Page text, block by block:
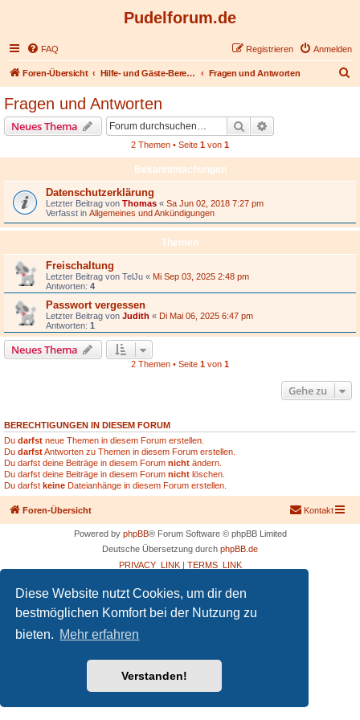
Diese Website nutzt Cookies, um dir den
bestmöglichen Komfort bei der Nutzung zu
bieten. Mehr erfahren
Verstanden!
Pudelforum.de
FAQ Anmelden
Registrieren
Foren-Übersicht Hilfe- und Gäste-Bereich (Postings auch ohne Login) Fragen und Antworten
Fragen und Antworten
Neues Thema Suche
2 Themen • Seite 1 von 1
Bekanntmachungen
Datenschutzerklärung
Letzter Beitrag von Thomas « Sa Jun 02, 2018 7:27 pm
Verfasst in Allgemeines und Ankündigungen
Themen
Freischaltung
Letzter Beitrag von TelJu « Mi Sep 03, 2025 2:48 pm
Antworten: 4
Passwort vergessen
Letzter Beitrag von Judith « Di Mai 06, 2025 6:47 pm
Antworten: 1
Neues Thema
2 Themen • Seite 1 von 1
Gehe zu
BERECHTIGUNGEN IN DIESEM FORUM
Du darfst neue Themen in diesem Forum erstellen.
Du darfstAntworten zu Themen in diesem Forum erstellen.
Du darfst deine Beiträge in diesem Forum nicht ändern.
Du darfst deine Beiträge in diesem Forum nicht löschen.
Du darfst keine Dateianhänge in diesem Forum erstellen.
Foren-Übersicht Kontakt
Powered by phpBB® Forum Software © phpBB Limited
Deutsche Übersetzung durch phpBB.de
PRIVACY_LINK| TERMS_LINK